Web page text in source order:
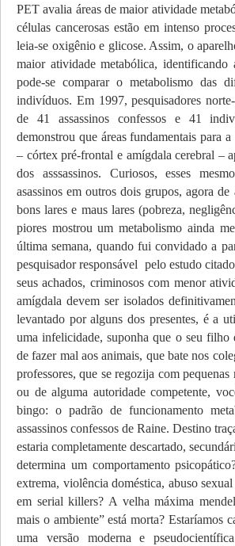
PET avalia áreas de maior atividade
células cancerosas estão em intenso
leia-se oxigênio e glicose. Assim, o
maior atividade metabólica,
pode-se comparar o metabolismo das
indivíduos. Em 1997, pesquisadores
de 41 assassinos confessos e 41
demonstrou que áreas fundamentais para
– córtex pré-frontal e amígdala cerebral –
dos asssassinos. Curiosos, esses
asassinos em outros dois grupos, agora
bons lares e maus lares (pobreza,
piores mostrou um metabolismo ainda
última semana, quando fui convidado a
pesquisador responsável pelo estudo
seus achados, criminosos com menor
amígdala devem ser isolados
levantado por alguns dos presentes, é a
uma infelicidade, suponha que o seu
de fazer mal aos animais, que bate nos
professores, que se regozija com
ou de alguma autoridade competente,
bingo: o padrão de funcionamento
assassinos confessos de Raine. Destino
estaria completamente descartado,
determina um comportamento
extrema, violência doméstica, abuso
em serial killers? A velha máxima
mais o ambiente” está morta? Estaríamos
uma versão moderna e